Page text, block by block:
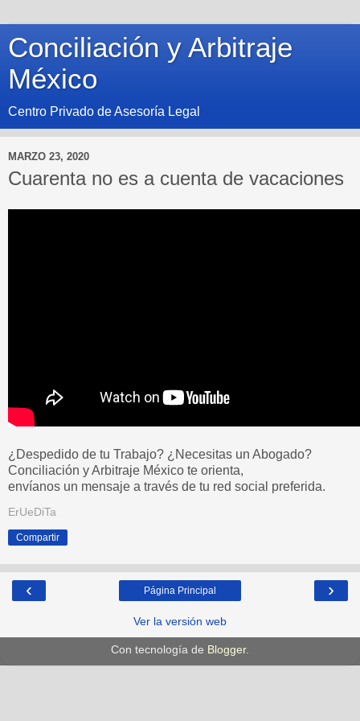
Conciliación y Arbitraje
México
Centro Privado de Asesoría Legal
MARZO 23, 2020
Cuarenta no es a cuenta de vacaciones
¿Despedido de tu Trabajo? ¿Necesitas un Abogado?
Conciliación y Arbitraje México te orienta,
envíanos un mensaje a través de tu red social preferida.
ErUeDiTa
Compartir
‹ ›
Página Principal
Ver la versión web
Con tecnología de Blogger.